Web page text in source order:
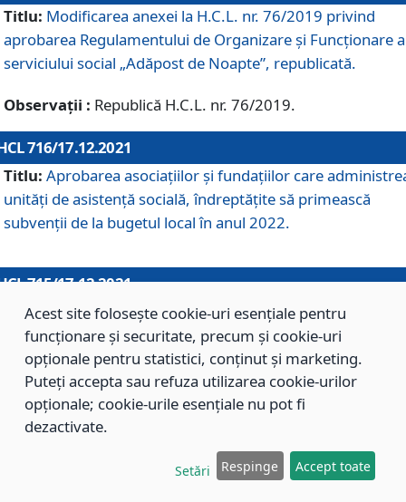
Titlu: Modificarea anexei la H.C.L. nr. 76/2019 privind
aprobarea Regulamentului de Organizare şi Funcționare
serviciului social „Adăpost de Noapte”, republicată.
Observații : Republică H.C.L. nr. 76/2019.
716/17.12.2021
Titlu: Aprobarea asociaţiilor şi fundaţiilor care
unităţi de asistenţă socială, îndreptăţite să primească
subvenţii de la bugetul local în anul 2022.
715/17.12.2021
Titlu: Aprobarea Planului de acţiuni sau lucrări de interes
local pentru anul 2022.
714/17.12.2021
Titlu: Modificarea Anexei la H.C.L. nr. 709/2020 privind
aprobarea Regulamentului de Organizare şi Funcţionare
Direcţiei de Asistenţă Socială Braşov.
Acest site folosește cookie-uri esențiale pentru
funcționare și securitate, precum și cookie-uri
opționale pentru statistici, conținut și marketing.
Puteți accepta sau refuza utilizarea cookie-urilor
opționale; cookie-urile esențiale nu pot fi
dezactivate.
Setări Respinge Accept toate